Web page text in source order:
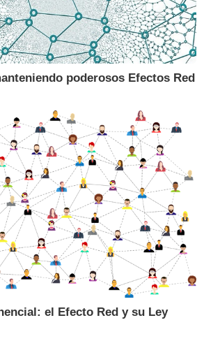
poderosos Efectos Red
el Efecto Red y su Ley